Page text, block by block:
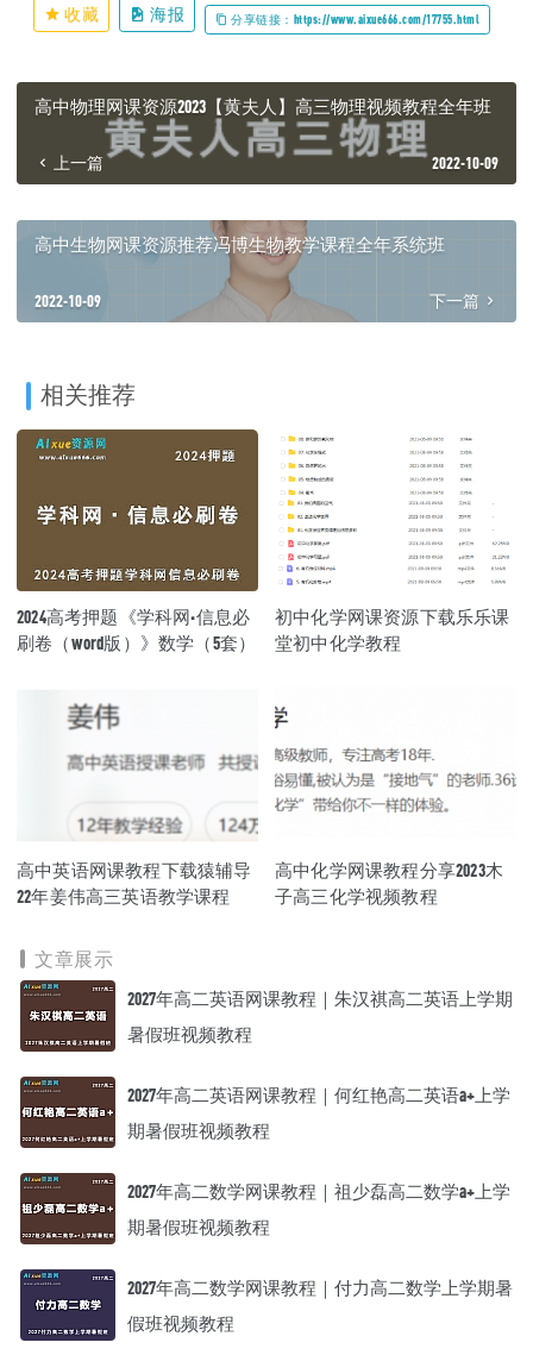
收藏 海报 分享链接：https://www.aixue666.com/17755.html
高中物理网课资源2023【黄夫人】高三物理视频教程全年班
上一篇 2022-10-09
高中生物网课资源推荐冯博生物教学课程全年系统班
2022-10-09 下一篇
相关推荐
2024高考押题《学科网·信息必
刷卷（word版）》数学（5套）
初中化学网课资源下载乐乐课
堂初中化学教程
高中英语网课教程下载猿辅导
22年姜伟高三英语教学课程
高中化学网课教程分享2023木
子高三化学视频教程
文章展示
2027年高二英语网课教程｜朱汉祺高二英语上学期
暑假班视频教程
2027年高二英语网课教程｜何红艳高二英语a+上学
期暑假班视频教程
2027年高二数学网课教程｜祖少磊高二数学a+上学
期暑假班视频教程
2027年高二数学网课教程｜付力高二数学上学期暑
假班视频教程